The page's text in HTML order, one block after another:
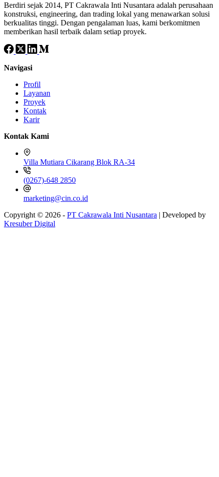
Berdiri sejak 2014, PT Cakrawala Inti Nusantara adalah perusahaan
konstruksi, engineering, dan trading lokal yang menawarkan solusi
berkualitas tinggi. Dengan pengalaman luas, kami berkomitmen
memberikan hasil terbaik dalam setiap proyek.
Navigasi
Profil
Layanan
Proyek
Kontak
Karir
Kontak Kami
Villa Mutiara Cikarang Blok RA-34
(0267)-648 2850
marketing@cin.co.id
Copyright © 2026 - PT Cakrawala Inti Nusantara | Developed by
Kresuber Digital